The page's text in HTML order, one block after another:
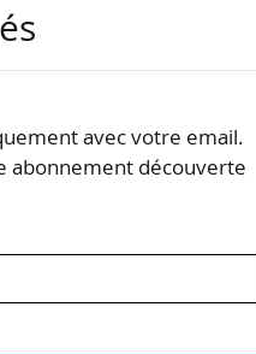
avec votre email.
abonnement découverte